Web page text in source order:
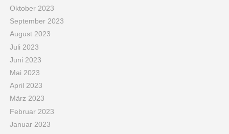
Oktober 2023
September 2023
August 2023
Juli 2023
Juni 2023
Mai 2023
April 2023
März 2023
Februar 2023
Januar 2023